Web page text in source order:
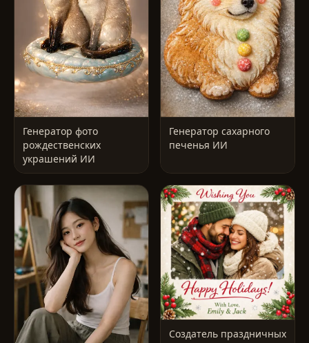
Генератор фото
рождественских
украшений ИИ
Генератор сахарного
печенья ИИ
Создатель праздничных